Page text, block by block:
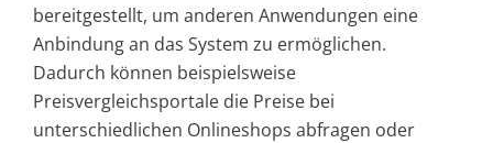
bereitgestellt, um anderen Anwendungen eine
Anbindung an das System zu ermöglichen.
Dadurch können beispielsweise
Preisvergleichsportale die Preise bei
unterschiedlichen Onlineshops abfragen oder